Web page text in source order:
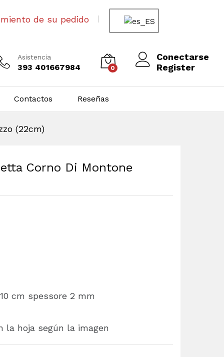
de su pedido
Asistencia
393 401667984 0
Conectarse
Register
Contactos Reseñas
(22cm)
Corno Di Montone
cm spessore 2 mm
la hoja según la imagen